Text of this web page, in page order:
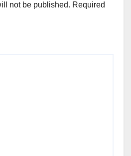
not be published. Required